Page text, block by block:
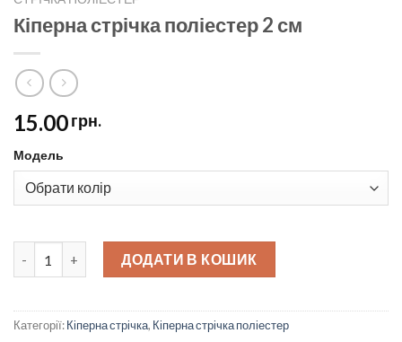
Кіперна стрічка поліестер 2 см
15.00грн.
Модель
Кіперна стрічка поліестер 2 см quantity
ДОДАТИ В КОШИК
Категорії:Кіперна стрічка, Кіперна стрічка поліестер